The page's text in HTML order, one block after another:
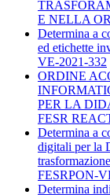
E NELLA
Determina a
ed etichette
VE-2021-332
ORDINE
PER LA
FESR
Determina a
digitali per la
FESRPON-
Determina